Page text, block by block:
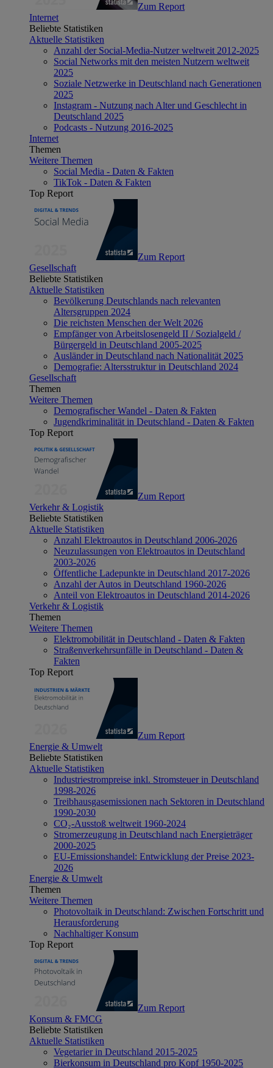
Zum Report
Internet
Beliebte Statistiken
Aktuelle Statistiken
Anzahl der Social-Media-Nutzer weltweit 2012-2025
Social Networks mit den meisten Nutzern weltweit
2025
Soziale Netzwerke in Deutschland nach Generationen
2025
Instagram - Nutzung nach Alter und Geschlecht in
Deutschland 2025
Podcasts - Nutzung 2016-2025
Internet
Themen
Weitere Themen
Social Media - Daten & Fakten
TikTok - Daten & Fakten
Top Report
Zum Report
Gesellschaft
Beliebte Statistiken
Aktuelle Statistiken
Bevölkerung Deutschlands nach relevanten
Altersgruppen 2024
Die reichsten Menschen der Welt 2026
Empfänger von Arbeitslosengeld II / Sozialgeld /
Bürgergeld in Deutschland 2005-2025
Ausländer in Deutschland nach Nationalität 2025
Demografie: Altersstruktur in Deutschland 2024
Gesellschaft
Themen
Weitere Themen
Demografischer Wandel - Daten & Fakten
Jugendkriminalität in Deutschland - Daten & Fakten
Top Report
Zum Report
Verkehr & Logistik
Beliebte Statistiken
Aktuelle Statistiken
Anzahl Elektroautos in Deutschland 2006-2026
Neuzulassungen von Elektroautos in Deutschland
2003-2026
Öffentliche Ladepunkte in Deutschland 2017-2026
Anzahl der Autos in Deutschland 1960-2026
Anteil von Elektroautos in Deutschland 2014-2026
Verkehr & Logistik
Themen
Weitere Themen
Elektromobilität in Deutschland - Daten & Fakten
Straßenverkehrsunfälle in Deutschland - Daten &
Fakten
Top Report
Zum Report
Energie & Umwelt
Beliebte Statistiken
Aktuelle Statistiken
Industriestrompreise inkl. Stromsteuer in Deutschland
1998-2026
Treibhausgasemissionen nach Sektoren in Deutschland
1990-2030
CO₂-Ausstoß weltweit 1960-2024
Stromerzeugung in Deutschland nach Energieträger
2000-2025
EU-Emissionshandel: Entwicklung der Preise 2023-
2026
Energie & Umwelt
Themen
Weitere Themen
Photovoltaik in Deutschland: Zwischen Fortschritt und
Herausforderung
Nachhaltiger Konsum
Top Report
Zum Report
Konsum & FMCG
Beliebte Statistiken
Aktuelle Statistiken
Vegetarier in Deutschland 2015-2025
Bierkonsum in Deutschland pro Kopf 1950-2025